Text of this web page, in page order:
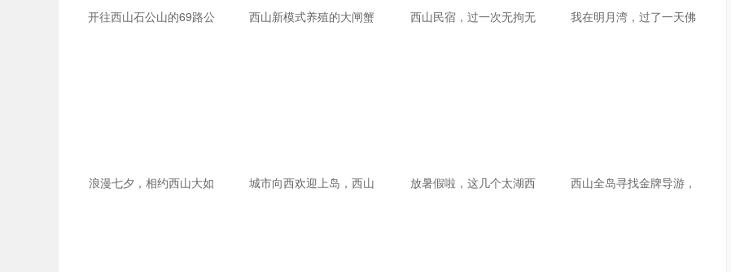
开往西山石公山的69路公 西山新模式养殖的大闸蟹 西山民宿，过一次无拘无 我在明月湾，过了一天佛
浪漫七夕，相约西山大如 城市向西欢迎上岛，西山 放暑假啦，这几个太湖西 西山全岛寻找金牌导游，